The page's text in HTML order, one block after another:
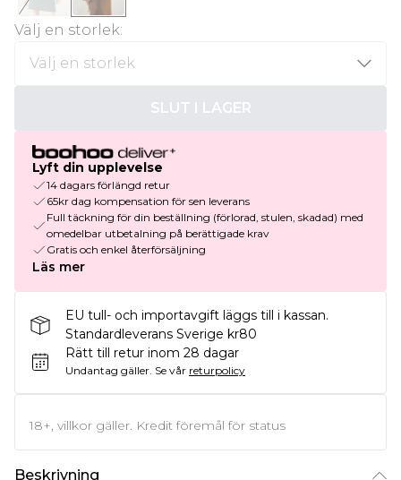
Välj en storlek:
SLUT I LAGER
Lyft din upplevelse
14 dagars förlängd retur
65kr dag kompensation för sen leverans
Full täckning för din beställning (förlorad, stulen, skadad) med
omedelbar utbetalning på berättigade krav
Gratis och enkel återförsäljning
Läs mer
EU tull- och importavgift läggs till i kassan.
Standardleverans Sverige kr80
Rätt till retur inom 28 dagar
Undantag gäller. Se vår returpolicy
18+, villkor gäller. Kredit föremål för status
Beskrivning